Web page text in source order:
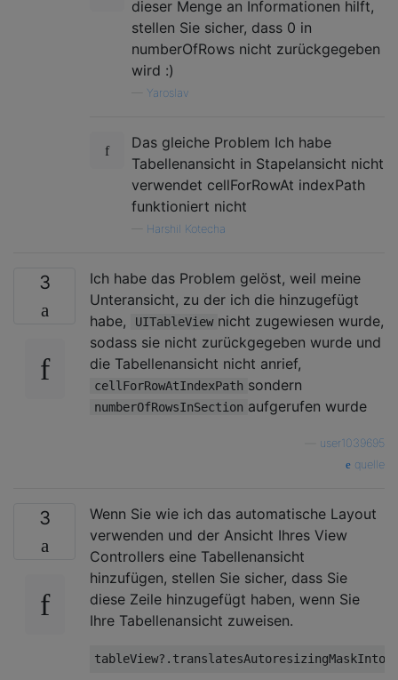
dieser Menge an Informationen hilft,
stellen Sie sicher, dass 0 in
numberOfRows nicht zurückgegeben
wird :)
Yaroslav
Das gleiche Problem Ich habe
Tabellenansicht in Stapelansicht nicht
verwendet cellForRowAt indexPath
funktioniert nicht
Harshil Kotecha
3
Ich habe das Problem gelöst, weil meine
Unteransicht, zu der ich die hinzugefügt
habe,
UITableView nicht zugewiesen wurde,
sodass sie nicht zurückgegeben wurde und
die Tabellenansicht nicht anrief,
cellForRowAtIndexPath sondern
numberOfRowsInSection aufgerufen wurde
user1039695
quelle
3
Wenn Sie wie ich das automatische Layout
verwenden und der Ansicht Ihres View
Controllers eine Tabellenansicht
hinzufügen, stellen Sie sicher, dass Sie
diese Zeile hinzugefügt haben, wenn Sie
Ihre Tabellenansicht zuweisen.